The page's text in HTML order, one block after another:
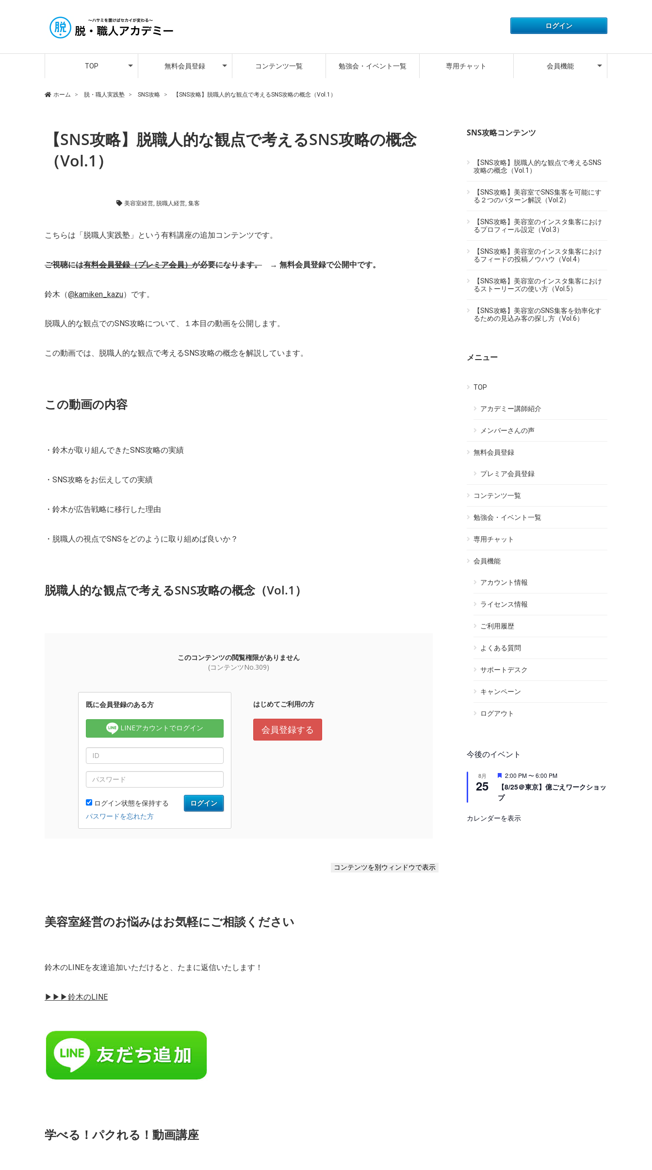
TOP
アカデミー講師紹介
メンバーさんの声
無料会員登録
プレミア会員登録
コンテンツ一覧 勉強会・イベント一覧 専用チャット 会員機能
ホーム 脱・職人実践塾 SNS攻略 【SNS攻略】脱職人的な観点で考えるSNS攻略の概念（Vol.1）
【SNS攻略】脱職人的な観点で考えるSNS攻略の概念
（Vol.1）
美容室経営, 脱職人経営, 集客
こちらは「脱職人実践塾」という有料講座の追加コンテンツです。
ご視聴には有料会員登録（プレミア会員）が必要になります。 → 無料会員登録で公開中です。
鈴木（@kamiken_kazu）です。
脱職人的な観点でのSNS攻略について、１本目の動画を公開します。
この動画では、脱職人的な観点で考えるSNS攻略の概念を解説しています。
この動画の内容
・鈴木が取り組んできたSNS攻略の実績
・SNS攻略をお伝えしての実績
・鈴木が広告戦略に移行した理由
・脱職人の視点でSNSをどのように取り組めば良いか？
脱職人的な観点で考えるSNS攻略の概念（Vol.1）
美容室経営のお悩みはお気軽にご相談ください
鈴木のLINEを友達追加いただけると、たまに返信いたします！
▶︎▶︎▶︎鈴木のLINE
学べる！パクれる！動画講座
SNS攻略コンテンツ
【SNS攻略】脱職人的な観点で考えるSNS
攻略の概念（Vol.1）
【SNS攻略】美容室でSNS集客を可能にす
る２つのパターン解説（Vol.2）
【SNS攻略】美容室のインスタ集客におけ
るプロフィール設定（Vol.3）
【SNS攻略】美容室のインスタ集客におけ
るフィードの投稿ノウハウ（Vol.4）
【SNS攻略】美容室のインスタ集客におけ
るストーリーズの使い方（Vol.5）
【SNS攻略】美容室のSNS集客を効率化す
るための見込み客の探し方（Vol.6）
メニュー
TOP
アカデミー講師紹介
メンバーさんの声
無料会員登録
プレミア会員登録
コンテンツ一覧
勉強会・イベント一覧
専用チャット
会員機能
アカウント情報
ライセンス情報
ご利用履歴
よくある質問
サポートデスク
キャンペーン
ログアウト
今後のイベント
8月
25
注
2:00 PM〜6:00 PM
【8/25＠東京】億ごえワークショッ
プ
カレンダーを表示